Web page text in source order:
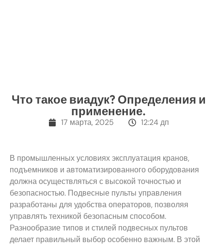
Что такое виадук? Определения и
применение.
17 марта, 2025 12:24 дп
В промышленных условиях эксплуатация кранов,
подъемников и автоматизированного оборудования
должна осуществляться с высокой точностью и
безопасностью. Подвесные пульты управления
разработаны для удобства операторов, позволяя
управлять техникой безопасным способом.
Разнообразие типов и стилей подвесных пультов
делает правильный выбор особенно важным. В этой